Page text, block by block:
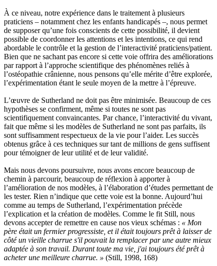
À ce niveau, notre expérience dans le traitement à plusieurs
praticiens – notamment chez les enfants handicapés –, nous permet
de supposer qu’une fois conscients de cette possibilité, il devient
possible de coordonner les attentions et les intentions, ce qui rend
abordable le contrôle et la gestion de l’interactivité praticiens/patient.
Bien que ne sachant pas encore si cette voie offrira des améliorations
par rapport à l’approche scientifique des phénomènes reliés à
l’ostéopathie crânienne, nous pensons qu’elle mérite d’être explorée,
l’expérimentation étant le seule moyen de la mettre à l’épreuve.
L’œuvre de Sutherland ne doit pas être minimisée. Beaucoup de ces
hypothèses se confirment, même si toutes ne sont pas
scientifiquement convaincantes. Par chance, l’interactivité du vivant,
fait que même si les modèles de Sutherland ne sont pas parfaits, ils
sont suffisamment respectueux de la vie pour l’aider. Les succès
obtenus grâce à ces techniques sur tant de millions de gens suffisent
pour témoigner de leur utilité et de leur validité.
Mais nous devons poursuivre, nous avons encore beaucoup de
chemin à parcourir, beaucoup de réflexion à apporter à
l’amélioration de nos modèles, à l’élaboration d’études permettant de
les tester. Rien n’indique que cette voie est la bonne. Aujourd’hui
comme au temps de Sutherland, l’expérimentation précède
l’explication et la création de modèles. Comme le fit Still, nous
devons accepter de remettre en cause nos vieux schémas : « Mon
père était un fermier progressiste, et il était toujours prêt à laisser de
côté un vieille charrue s'il pouvait la remplacer par une autre mieux
adaptée à son travail. Durant toute ma vie, j'ai toujours été prêt à
acheter une meilleure charrue. » (Still, 1998, 168)